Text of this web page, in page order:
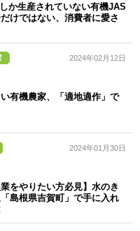
か生産されていない有機JAS
けではない、消費者に愛さ
2024年02月12日
有機農家、「適地適作」で
2024年01月30日
をやりたい方必見】水のき
島根県吉賀町」で手に入れ